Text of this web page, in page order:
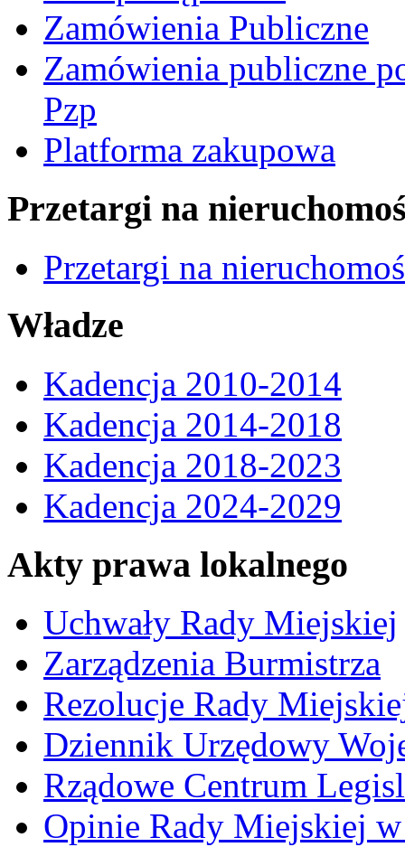
Zamówienia Publiczne
Zamówienia publiczne
Pzp
Platforma zakupowa
Przetargi na
Przetargi na
Władze
Kadencja 2010-2014
Kadencja 2014-2018
Kadencja 2018-2023
Kadencja 2024-2029
Akty prawa lokalnego
Uchwały Rady Miejskiej
Zarządzenia Burmistrza
Rezolucje Rady
Dziennik Urzędowy
Rządowe Centrum
Opinie Rady Miejskiej w